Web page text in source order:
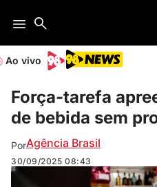
Ao vivo
Força-tarefa
de bebida sem
PorAgência Brasil
30/09/2025 08:43